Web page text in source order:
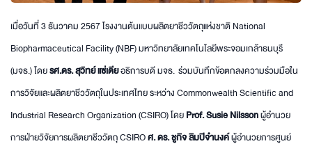
เมื่อวันที่ 3 ธันวาคม 2567 โรงงานต้นแบบผลิตยาชีววัตถุแห่งชาติ National
Biopharmaceutical Facility (NBF) มหาวิทยาลัยเทคโนโลยีพระจอมเกล้าธนบุรี
(มจธ.) โดยรศ.ดร. สุวิทย์ แซ่เตียอธิการบดี มจธ. ร่วมบันทึกข้อตกลงความร่วมมือใน
การวิจัยและผลิตยาชีววัตถุในประเทศไทย ระหว่าง Commonwealth Scientific and
Industrial Research Organization (CSIRO) โดยProf. Susie Nilssonผู้อำนวย
การฝ่ายวิจัยการผลิตยาชีววัตถุ CSIROศ. ดร. ชูกิจ ลิมปิจำนงค์ผู้อำนวยการศูนย์